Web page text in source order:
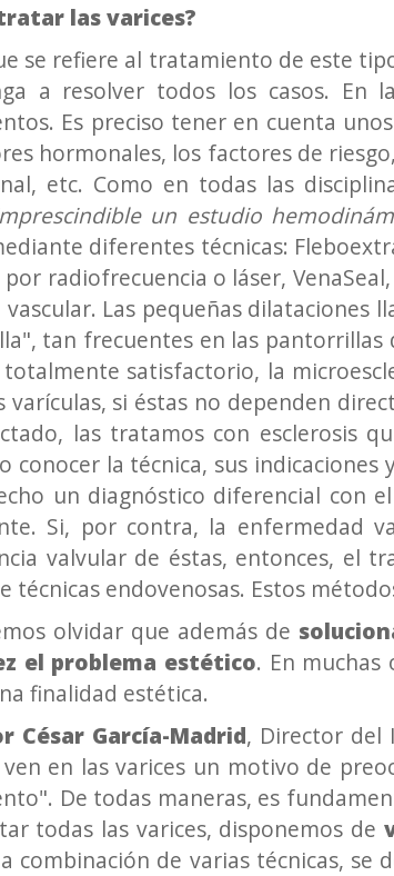
las varices?
se refiere al tratamiento de este
a resolver todos los casos. En
Es preciso tener en cuenta
hormonales, los factores de
etc. Como en todas las
un estudio
diferentes técnicas:
radiofrecuencia o láser,
vascular. Las pequeñas dilataciones
tan frecuentes en las
satisfactorio, la
varículas, si éstas no dependen
las tratamos con esclerosis
conocer la técnica, sus
un diagnóstico diferencial con
Si, por contra, la enfermedad
valvular de éstas, entonces, el
técnicas endovenosas. Estos
olvidar que además de
el problema estético. En
finalidad estética.
César García-Madrid, Director del
en las varices un motivo de
De todas maneras, es
todas las varices, disponemos de
combinación de varias técnicas, se